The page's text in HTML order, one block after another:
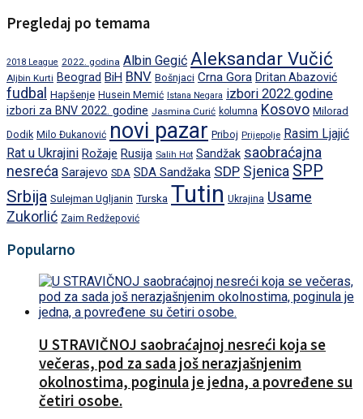
Pregledaj po temama
2018 League 2022. godina Albin Gegić Aleksandar Vučić
Aljbin Kurti Beograd BiH BNV Bošnjaci Crna Gora Dritan Abazović
fudbal Hapšenje Husein Memić Istana Negara izbori 2022.godine
izbori za BNV 2022. godine Jasmina Curić kolumna Kosovo Milorad
Dodik Milo Đukanović novi pazar Priboj Prijepolje Rasim Ljajić
Rat u Ukrajini Rožaje Rusija Salih Hot Sandžak saobraćajna
nesreća Sarajevo SDA SDA Sandžaka SDP Sjenica SPP
Srbija Sulejman Ugljanin Turska Tutin Ukrajina Usame
Zukorlić Zaim Redžepović
Popularno
U STRAVIČNOJ saobraćajnoj nesreći koja se
večeras, pod za sada još nerazjašnjenim
okolnostima, poginula je jedna, a povređene su
četiri osobe.